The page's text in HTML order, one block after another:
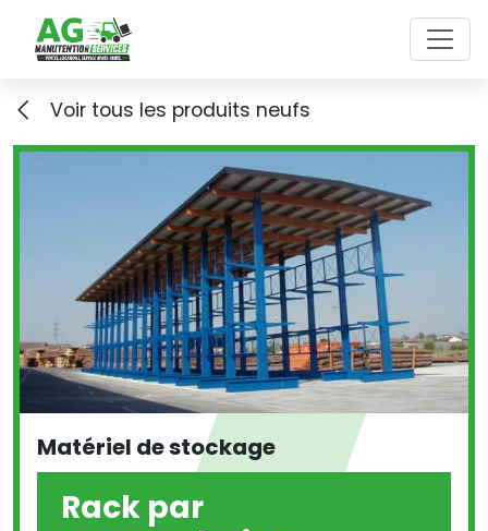
Skip to main content
Voir tous les produits neufs
Matériel de stockage
Rack par